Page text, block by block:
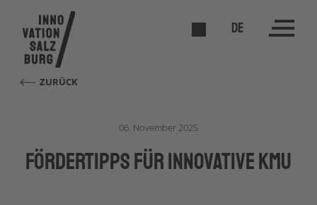
DE
ZURÜCK
06. November 2025
Fördertipps für innovative KMU